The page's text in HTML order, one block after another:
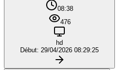
08:38
476
hd
Début: 29/04/2026 08:29:25